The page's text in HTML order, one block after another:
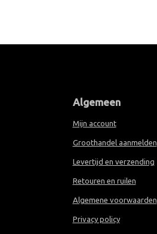
Algemeen
Mijn account
Groothandel aanmelden
Levertijd en verzending
Retouren en ruilen
Algemene voorwaarden
Privacy policy